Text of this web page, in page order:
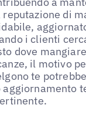
reputazione di
i clienti
dove
il motivo
te
aggiornamento